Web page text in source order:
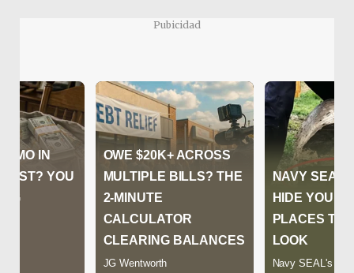
Pubicidad